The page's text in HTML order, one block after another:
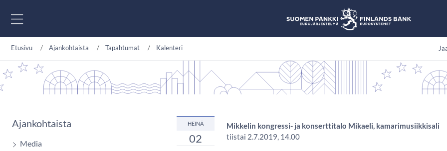
Etusivu Ajankohtaista Tapahtumat Kalenteri
Ajankohtaista
Media
HEINÄ
02
Mikkelin kongressi- ja konserttitalo Mikaeli, kamarimusiikkisali
tiistai 2.7.2019, 14.00